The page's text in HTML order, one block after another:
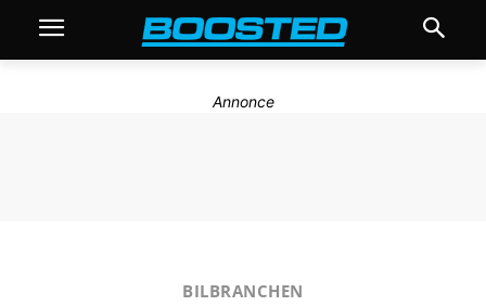
Annonce
BILBRANCHEN